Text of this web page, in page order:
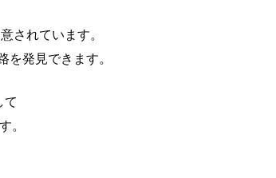
されています。
発見できます。
て
。